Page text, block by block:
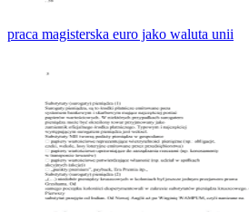
praca magisterska euro jako waluta unii